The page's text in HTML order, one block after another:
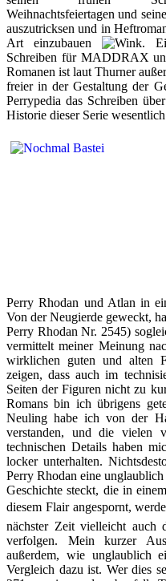
Weihnachtsfeiertagen und
auszutricksen und in
Art einzubauen
.
Schreiben für MADDRAX
Romanen ist laut Thurner
freier in der Gestaltung der
Perrypedia das Schreiben
Historie dieser Serie
Perry Rhodan und Atlan in
Von der Neugierde geweckt,
Perry Rhodan Nr. 2545)
vermittelt meiner Meinung
wirklichen guten und alten
zeigen, dass auch im
Seiten der Figuren nicht zu
Romans bin ich übrigens
Neuling habe ich von der
verstanden, und die vielen
technischen Details haben
locker unterhalten.
Perry Rhodan eine
Geschichte steckt, die in
diesem Flair angespornt,
nächster Zeit vielleicht auch
verfolgen. Mein kurzer
außerdem, wie unglaublich
Vergleich dazu ist. Wer dies